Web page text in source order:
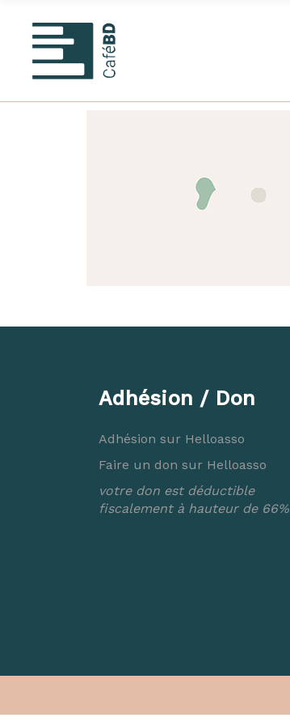
Adhésion / Don
Adhésion sur Helloasso
Faire un don sur Helloasso
votre don est déductible
fiscalement à hauteur de 66%